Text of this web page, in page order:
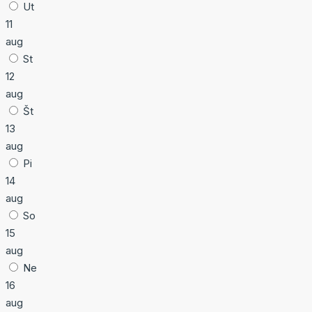
Ut
11
aug
St
12
aug
Št
13
aug
Pi
14
aug
So
15
aug
Ne
16
aug